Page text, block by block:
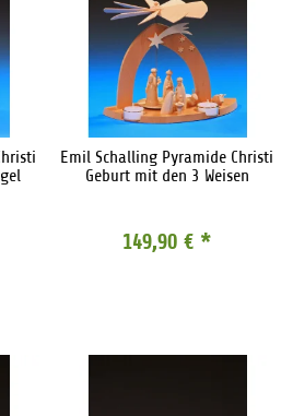
Emil Schalling Pyramide Christi
Geburt mit den 3 Weisen
149,90 € *